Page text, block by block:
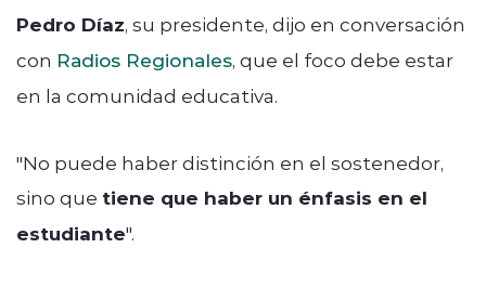
Pedro Díaz, su presidente, dijo en conversación
con Radios Regionales, que el foco debe estar
en la comunidad educativa.
"No puede haber distinción en el sostenedor,
sino que tiene que haber un énfasis en el
estudiante".